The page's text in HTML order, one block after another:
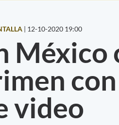
| 12-10-2020 19:00
video